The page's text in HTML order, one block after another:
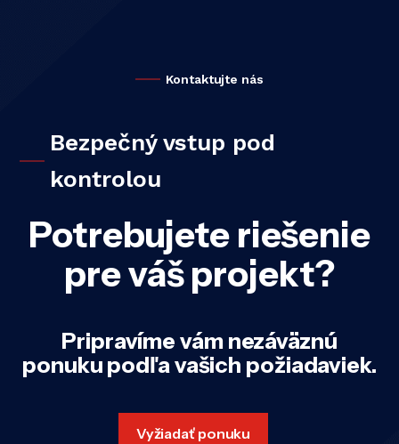
Kontaktujte nás
Bezpečný vstup pod
kontrolou
Potrebujete riešenie
pre váš projekt?
Pripravíme vám nezáväznú
ponuku podľa vašich požiadaviek.
Vyžiadať ponuku